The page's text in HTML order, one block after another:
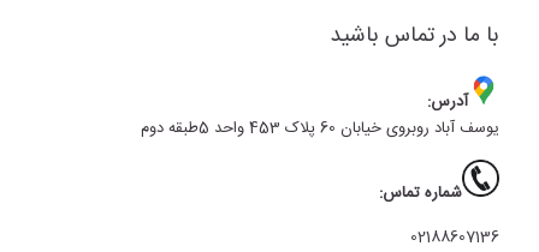
با ما در تماس باشید
آدرس:
یوسف آباد روبروی خیابان 60 پلاک 453 واحد 5طبقه دوم
شماره تماس:
02188607136